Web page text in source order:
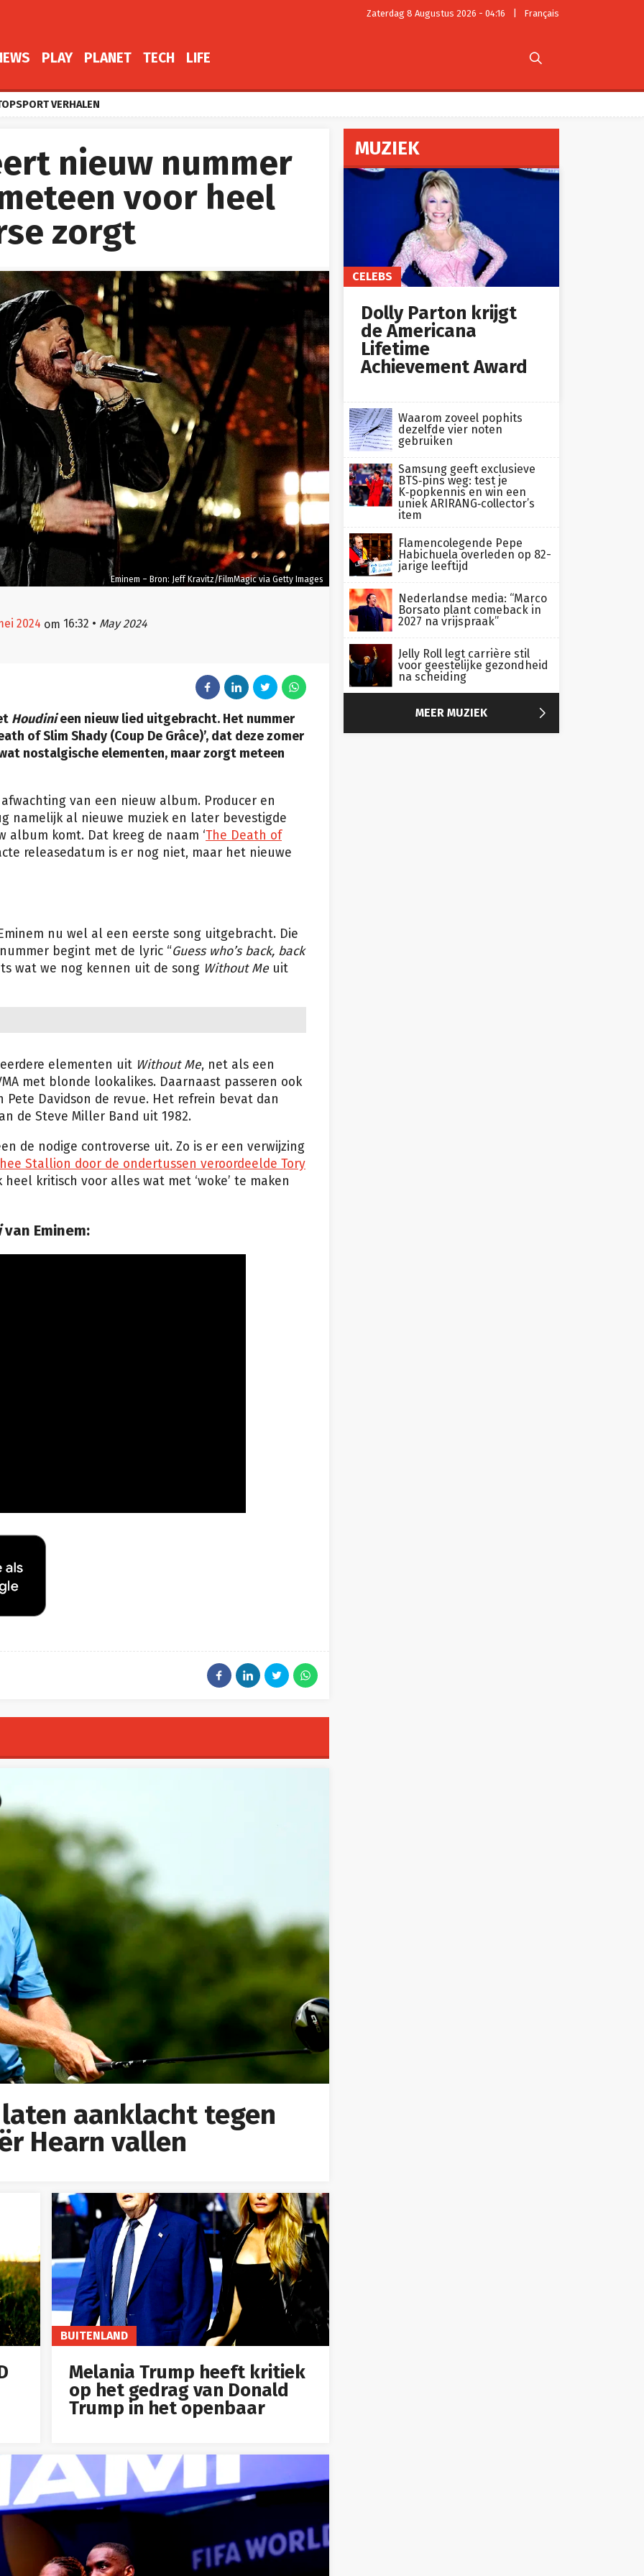
Zaterdag 8 Augustus 2026 - 04:16 Français
PLAY PLANET TECH LIFE 
VERHALEN
nieuw nummer
voor heel
zorgt
Eminem – Bron: Jeff Kravitz/FilmMagic via Getty Images
2024 om 16:32 • May 2024
Houdinieen nieuw lied uitgebracht. Het nummer
of Slim Shady (Coup De Grâce)’, dat deze zomer
nostalgische elementen, maar zorgt meteen
van een nieuw album. Producer en
namelijk al nieuwe muziek en later bevestigde
album komt. Dat kreeg de naam ‘The Death of
releasedatum is er nog niet, maar het nieuwe
nu wel al een eerste song uitgebracht. Die
begint met de lyric “Guess who’s back, back
wat we nog kennen uit de song Without Meuit
elementen uit Without Me, net als een
met blonde lookalikes. Daarnaast passeren ook
Pete Davidson de revue. Het refrein bevat dan
de Steve Miller Band uit 1982.
de nodige controverse uit. Zo is er een verwijzing
Stallion door de ondertussen veroordeelde Tory
kritisch voor alles wat met ‘woke’ te maken
van Eminem:
aanklacht tegen
Hearn vallen
BUITENLAND
Melania Trump heeft kritiek
op het gedrag van Donald
Trump in het openbaar
MUZIEK
CELEBS
Dolly Parton krijgt
de Americana
Lifetime
Achievement Award
Waarom zoveel pophits
dezelfde vier noten
gebruiken
Samsung geeft exclusieve
BTS‑pins weg: test je
K‑popkennis en win een
uniek ARIRANG‑collector’s
item
Flamencolegende Pepe
Habichuela overleden op 82-
jarige leeftijd
Nederlandse media: “Marco
Borsato plant comeback in
2027 na vrijspraak”
Jelly Roll legt carrière stil
voor geestelijke gezondheid
na scheiding
MEER MUZIEK 